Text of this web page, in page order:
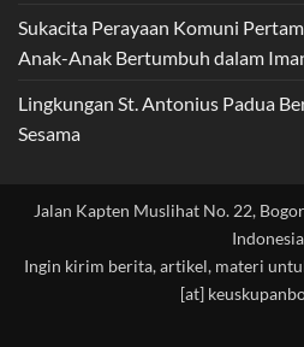
Sukacita Perayaan Komuni
Anak-Anak Bertumbuh dalam
Lingkungan St. Antonius Padua
Sesama
Jalan Kapten Muslihat No. 22,
Ingin kirim berita, artikel, materi
[at]